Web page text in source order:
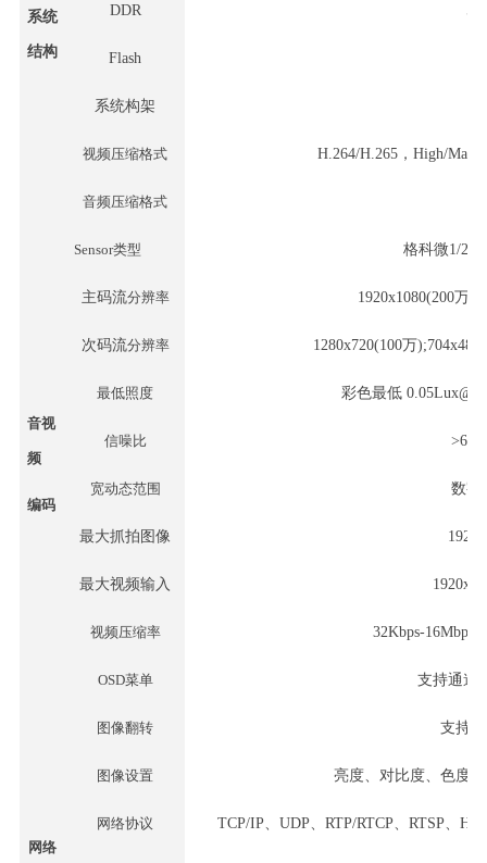
系统
结构
DDR
Flash
系统构架
音视
频
编码
视频压缩格式 H.264/H.265，High/
音频压缩格式
Sensor类型 格科微1/
主码流分辨率 1920x1080(200万)/
次码流分辨率 1280x720(100万
最低照度 彩色最低
信噪比 >6
宽动态范围 数字
最大抓拍图像
最大视频输入
视频压缩率 32Kbps-16Mbps
OSD菜单 支持通道
图像翻转 支持
图像设置 亮度、对比度、色度
网络
网络协议 TCP/IP、UDP、RTP/RTCP、RTSP、